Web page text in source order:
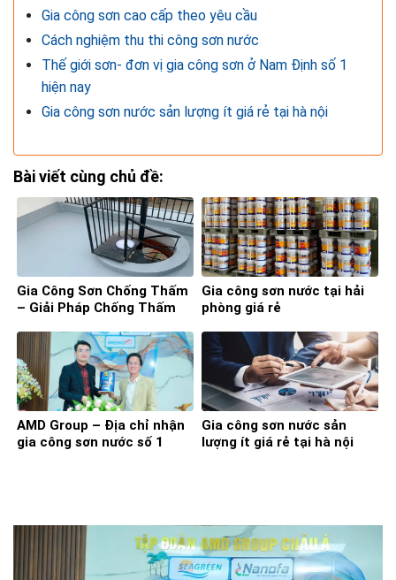
Gia công sơn cao cấp theo yêu cầu
Cách nghiệm thu thi công sơn nước
Thế giới sơn- đơn vị gia công sơn ở Nam Định số 1
hiện nay
Gia công sơn nước sản lượng ít giá rẻ tại hà nội
Bài viết cùng chủ đề:
Gia Công Sơn Chống Thấm
– Giải Pháp Chống Thấm
Gia công sơn nước tại hải
phòng giá rẻ
AMD Group – Địa chỉ nhận
gia công sơn nước số 1
Gia công sơn nước sản
lượng ít giá rẻ tại hà nội